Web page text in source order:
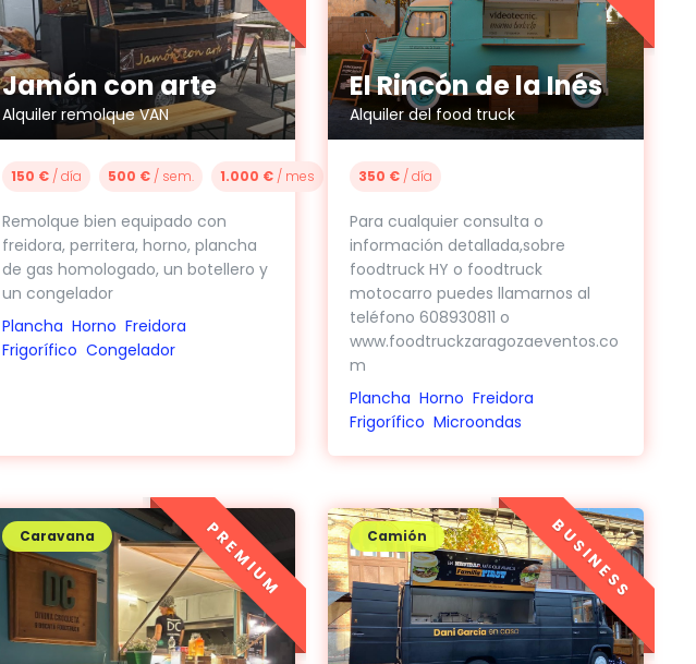
Jamón con arte
Alquiler remolque VAN
150 €/ día 500 €/ sem. 1.000 €/ mes
Remolque bien equipado con
freidora, perritera, horno, plancha
de gas homologado, un botellero y
un congelador
Plancha Horno Freidora
Frigorífico Congelador
El Rincón de la Inés
Alquiler del food truck
350 € / día
Para cualquier consulta o
información detallada,sobre
foodtruck HY o foodtruck
motocarro puedes llamarnos al
teléfono 608930811 o
www.foodtruckzaragozaeventos.co
m
Plancha Horno Freidora
Frigorífico Microondas
Caravana PREMIUM Camión BUSINESS